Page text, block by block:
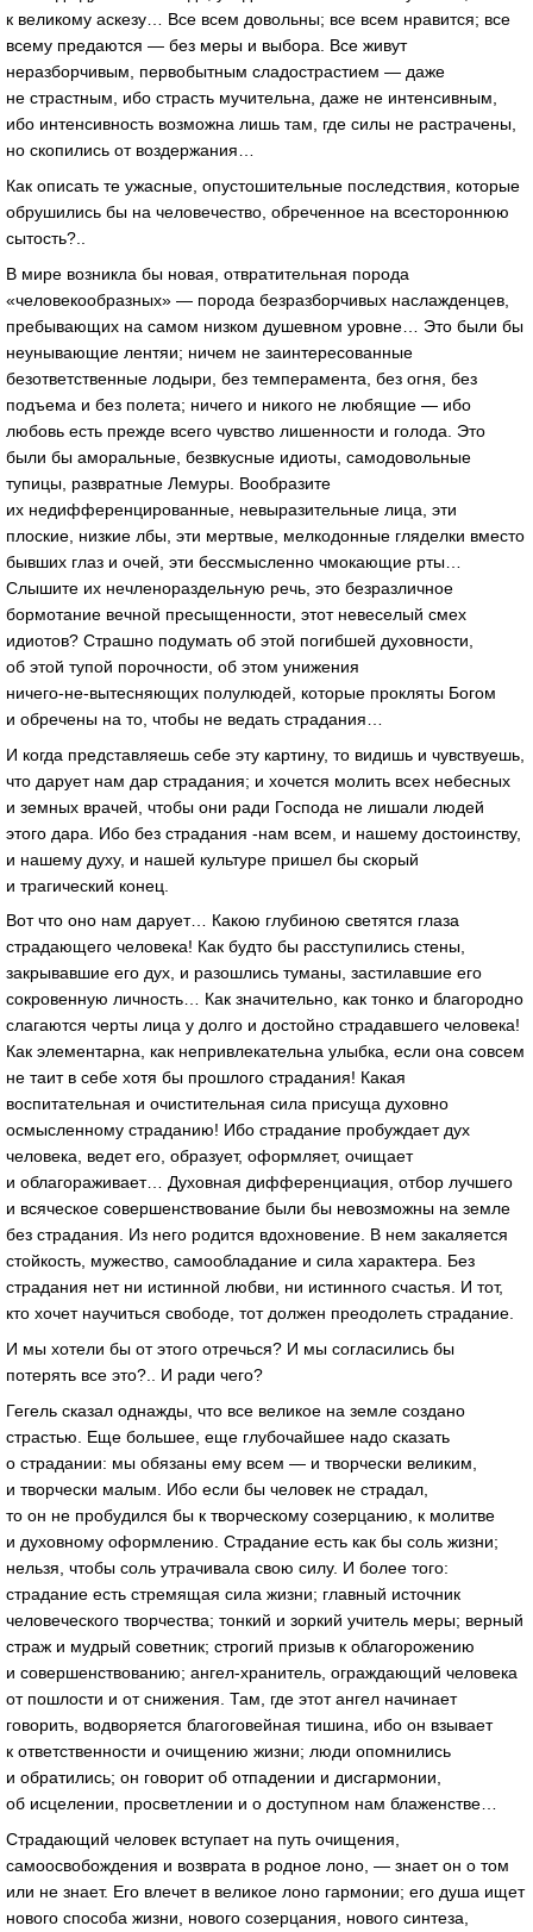
к великому аскезу… Все всем довольны; все всем нравится; все
всему предаются — без меры и выбора. Все живут
неразборчивым, первобытным сладострастием — даже
не страстным, ибо страсть мучительна, даже не интенсивным,
ибо интенсивность возможна лишь там, где силы не растрачены,
но скопились от воздержания…
Как описать те ужасные, опустошительные последствия, которые
обрушились бы на человечество, обреченное на всестороннюю
сытость?..
В мире возникла бы новая, отвратительная порода
«человекообразных» — порода безразборчивых наслажденцев,
пребывающих на самом низком душевном уровне… Это были бы
неунывающие лентяи; ничем не заинтересованные
безответственные лодыри, без темперамента, без огня, без
подъема и без полета; ничего и никого не любящие — ибо
любовь есть прежде всего чувство лишенности и голода. Это
были бы аморальные, безвкусные идиоты, самодовольные
тупицы, развратные Лемуры. Вообразите
их недифференцированные, невыразительные лица, эти
плоские, низкие лбы, эти мертвые, мелкодонные гляделки вместо
бывших глаз и очей, эти бессмысленно чмокающие рты…
Слышите их нечленораздельную речь, это безразличное
бормотание вечной пресыщенности, этот невеселый смех
идиотов? Страшно подумать об этой погибшей духовности,
об этой тупой порочности, об этом унижения
ничего-не-вытесняющих полулюдей, которые прокляты Богом
и обречены на то, чтобы не ведать страдания…
И когда представляешь себе эту картину, то видишь и чувствуешь,
что дарует нам дар страдания; и хочется молить всех небесных
и земных врачей, чтобы они ради Господа не лишали людей
этого дара. Ибо без страдания -нам всем, и нашему достоинству,
и нашему духу, и нашей культуре пришел бы скорый
и трагический конец.
Вот что оно нам дарует… Какою глубиною светятся глаза
страдающего человека! Как будто бы расступились стены,
закрывавшие его дух, и разошлись туманы, застилавшие его
сокровенную личность… Как значительно, как тонко и благородно
слагаются черты лица у долго и достойно страдавшего человека!
Как элементарна, как непривлекательна улыбка, если она совсем
не таит в себе хотя бы прошлого страдания! Какая
воспитательная и очистительная сила присуща духовно
осмысленному страданию! Ибо страдание пробуждает дух
человека, ведет его, образует, оформляет, очищает
и облагораживает… Духовная дифференциация, отбор лучшего
и всяческое совершенствование были бы невозможны на земле
без страдания. Из него родится вдохновение. В нем закаляется
стойкость, мужество, самообладание и сила характера. Без
страдания нет ни истинной любви, ни истинного счастья. И тот,
кто хочет научиться свободе, тот должен преодолеть страдание.
И мы хотели бы от этого отречься? И мы согласились бы
потерять все это?.. И ради чего?
Гегель сказал однажды, что все великое на земле создано
страстью. Еще большее, еще глубочайшее надо сказать
о страдании: мы обязаны ему всем — и творчески великим,
и творчески малым. Ибо если бы человек не страдал,
то он не пробудился бы к творческому созерцанию, к молитве
и духовному оформлению. Страдание есть как бы соль жизни;
нельзя, чтобы соль утрачивала свою силу. И более того:
страдание есть стремящая сила жизни; главный источник
человеческого творчества; тонкий и зоркий учитель меры; верный
страж и мудрый советник; строгий призыв к облагорожению
и совершенствованию; ангел-хранитель , ограждающий человека
от пошлости и от снижения. Там, где этот ангел начинает
говорить, водворяется благоговейная тишина, ибо он взывает
к ответственности и очищению жизни; люди опомнились
и обратились; он говорит об отпадении и дисгармонии,
об исцелении, просветлении и о доступном нам блаженстве…
Страдающий человек вступает на путь очищения,
самоосвобождения и возврата в родное лоно, — знает он о том
или не знает. Его влечет в великое лоно гармонии; его душа ищет
нового способа жизни, нового созерцания, нового синтеза,